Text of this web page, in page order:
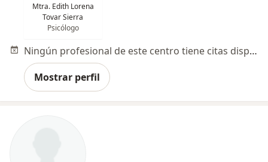
Mtra. Edith Lorena
Tovar Sierra
Psicólogo
Ningún profesional de este centro tiene citas disponibles
Mostrar perfil